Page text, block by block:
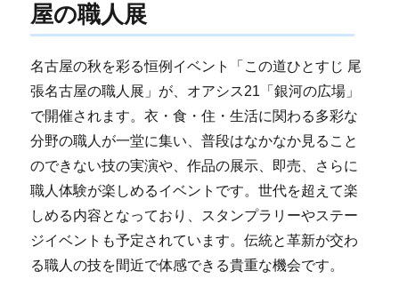
屋の職人展
名古屋の秋を彩る恒例イベント「この道ひとすじ 尾
張名古屋の職人展」が、オアシス21「銀河の広場」
で開催されます。衣・食・住・生活に関わる多彩な
分野の職人が一堂に集い、普段はなかなか見ること
のできない技の実演や、作品の展示、即売、さらに
職人体験が楽しめるイベントです。世代を超えて楽
しめる内容となっており、スタンプラリーやステー
ジイベントも予定されています。伝統と革新が交わ
る職人の技を間近で体感できる貴重な機会です。